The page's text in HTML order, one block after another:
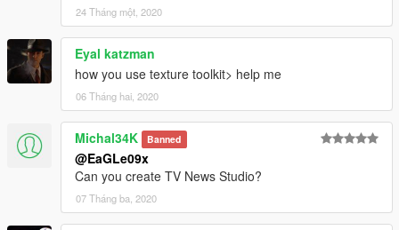
24 Tháng một, 2020
Eyal katzman
how you use texture toolkit> help me
06 Tháng hai, 2020
Michal34K Banned
@EaGLe09x
Can you create TV News Studio?
07 Tháng ba, 2020